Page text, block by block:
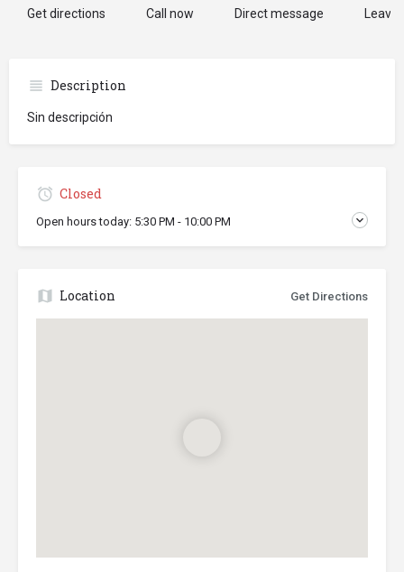
Get directions Call now Direct message
Description
Sin descripción
Closed
Open hours today: 5:30 PM - 10:00 PM
Location Get Directions